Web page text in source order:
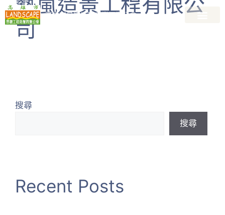
高雄市景觀工程商業同業公會
司
搜尋
搜尋
Recent Posts